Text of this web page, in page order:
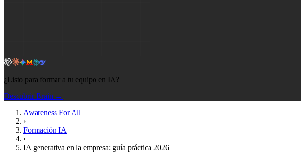
¿Listo para formar a tu equipo en IA?
Descubrir Brain →
Awareness For All
›
Formación IA
›
IA generativa en la empresa: guía práctica 2026